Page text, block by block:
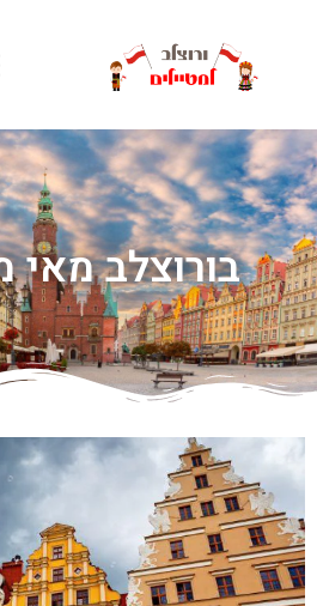
בורוצלב מאי